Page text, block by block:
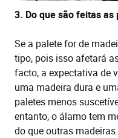
3. Do que são feitas as
Se a palete for de
tipo, pois isso afetará
facto, a expectativa de
uma madeira dura e
paletes menos
entanto, o álamo tem
do que outras madeiras.